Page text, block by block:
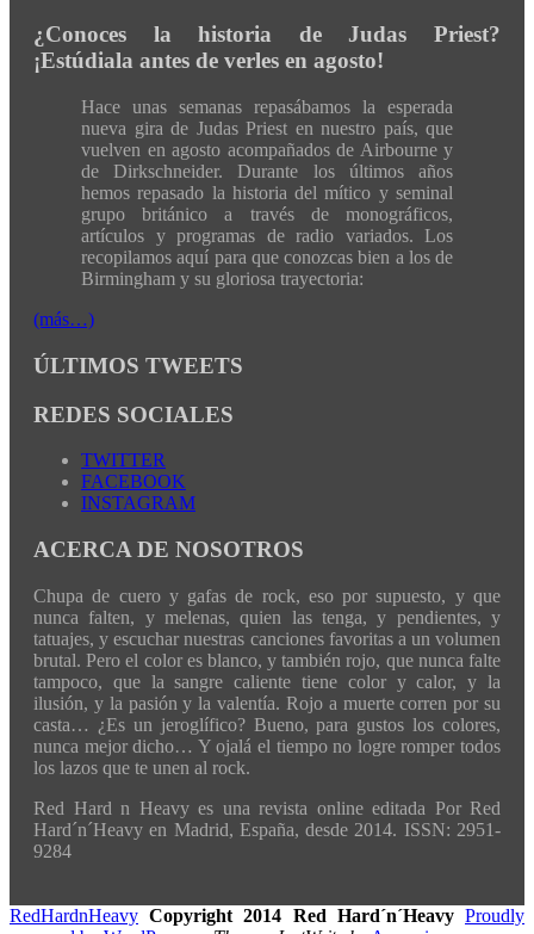
¿Conoces la historia de Judas Priest?
¡Estúdiala antes de verles en agosto!
Hace unas semanas repasábamos la esperada
nueva gira de Judas Priest en nuestro país, que
vuelven en agosto acompañados de Airbourne y
de Dirkschneider. Durante los últimos años
hemos repasado la historia del mítico y seminal
grupo británico a través de monográficos,
artículos y programas de radio variados. Los
recopilamos aquí para que conozcas bien a los de
Birmingham y su gloriosa trayectoria:
(más…)
ÚLTIMOS TWEETS
REDES SOCIALES
TWITTER
FACEBOOK
INSTAGRAM
ACERCA DE NOSOTROS
Chupa de cuero y gafas de rock, eso por supuesto, y que
nunca falten, y melenas, quien las tenga, y pendientes, y
tatuajes, y escuchar nuestras canciones favoritas a un volumen
brutal. Pero el color es blanco, y también rojo, que nunca falte
tampoco, que la sangre caliente tiene color y calor, y la
ilusión, y la pasión y la valentía. Rojo a muerte corren por su
casta… ¿Es un jeroglífico? Bueno, para gustos los colores,
nunca mejor dicho… Y ojalá el tiempo no logre romper todos
los lazos que te unen al rock.
Red Hard n Heavy es una revista online editada Por Red
Hard´n´Heavy en Madrid, España, desde 2014. ISSN: 2951-
9284
RedHardnHeavy Copyright 2014 Red Hard´n´Heavy Proudly